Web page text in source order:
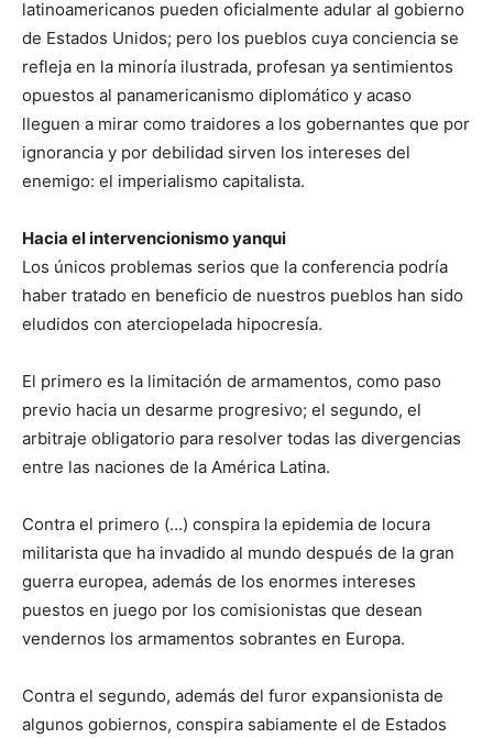
latinoamericanos pueden oficialmente adular al gobierno
de Estados Unidos; pero los pueblos cuya conciencia se
refleja en la minoría ilustrada, pro­fesan ya sentimientos
opuestos al panamericanismo diplomático y acaso
lleguen a mirar como traidores a los gobernantes que por
ignorancia y por debilidad sirven los intereses del
enemigo: el imperialismo capitalista.
Hacia el intervencionismo yanqui
Los únicos problemas serios que la conferencia podría
haber tratado en beneficio de nuestros pueblos han sido
eludidos con aterciopelada hipocresía.
El primero es la limitación de armamentos, como paso
previo hacia un desarme progresivo; el segundo, el
arbitraje obligatorio para resolver todas las divergencias
entre las naciones de la América Latina.
Contra el primero (…) conspira la epidemia de locura
militarista que ha invadido al mundo después de la gran
guerra europea, además de los enor­mes intereses
puestos en juego por los comisionistas que desean
vendernos los armamentos sobrantes en Europa.
Contra el segundo, además del furor expansionista de
algunos gobiernos, conspira sabiamente el de Estados